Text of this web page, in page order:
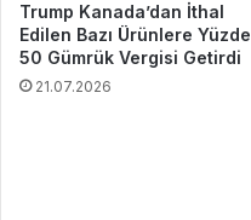
Trump Kanada’dan İthal
Edilen Bazı Ürünlere Yüzde
50 Gümrük Vergisi Getirdi
21.07.2026